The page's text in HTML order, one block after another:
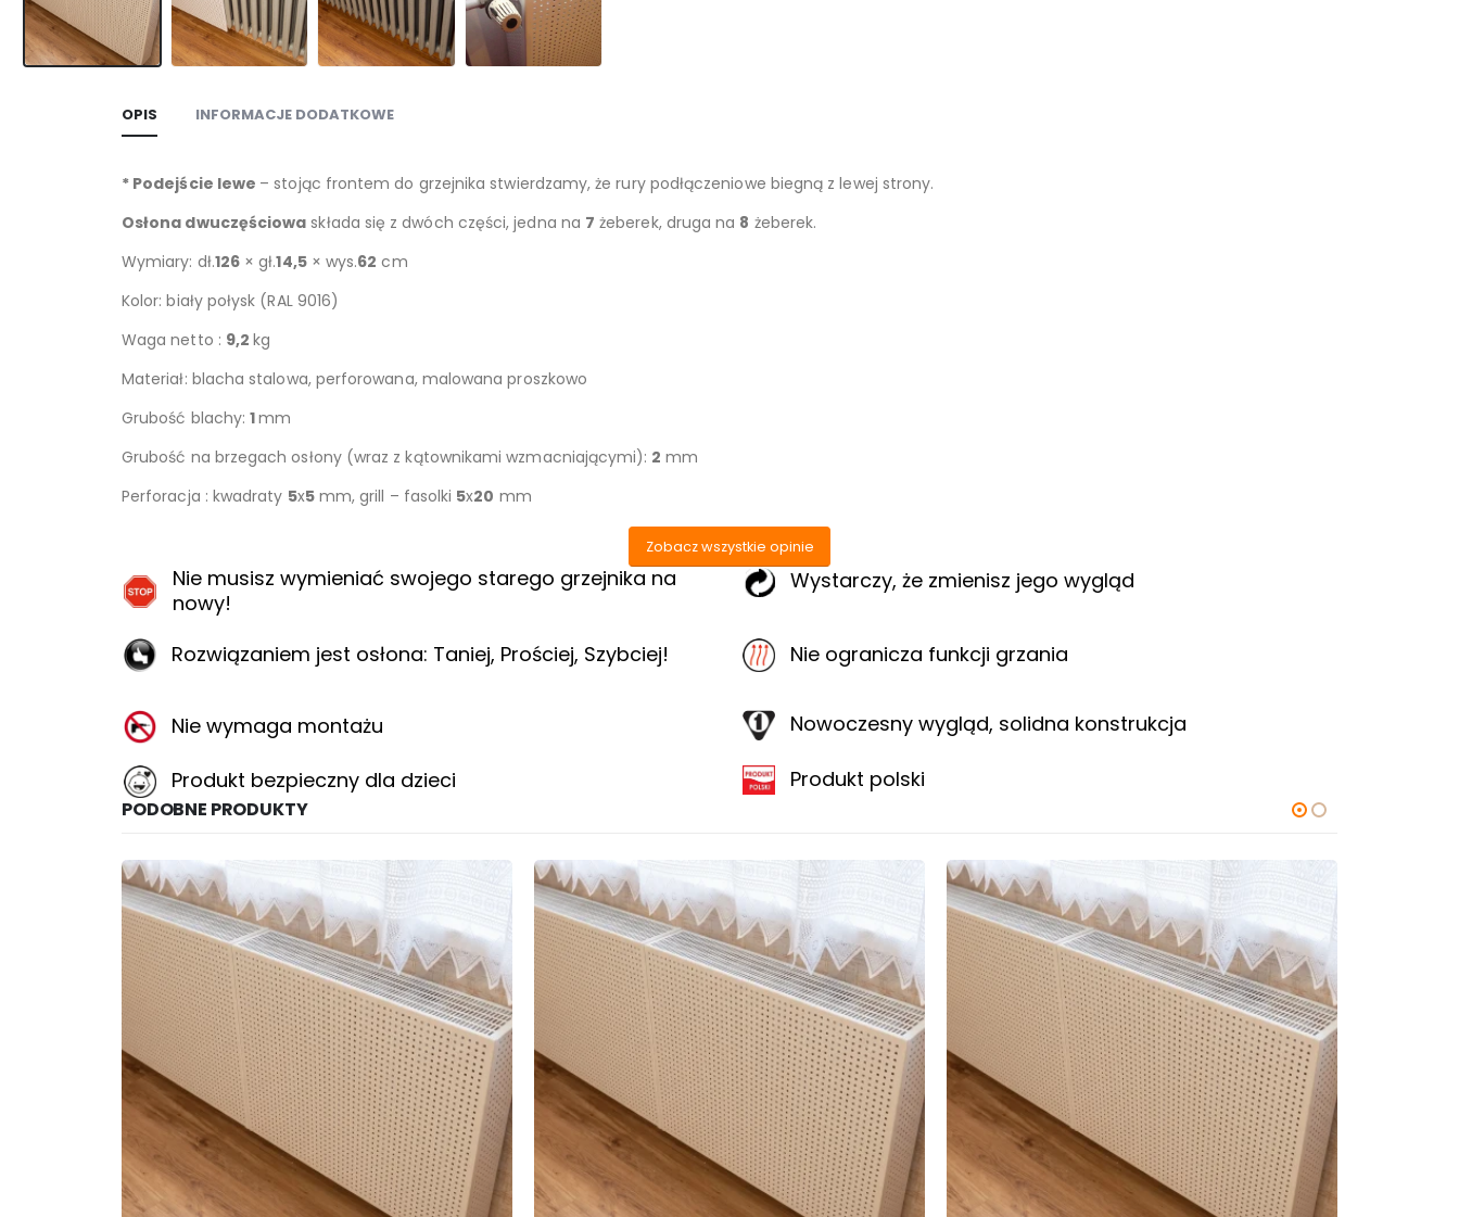
OPIS INFORMACJE DODATKOWE
* Podejście lewe – stojąc frontem do grzejnika stwierdzamy, że rury podłączeniowe biegną z lewej strony.
Osłona dwuczęściowa składa się z dwóch części, jedna na 7 żeberek, druga na 8 żeberek.
Wymiary: dł.126 × gł.14,5× wys.62 cm
Kolor: biały połysk (RAL 9016)
Waga netto : 9,2kg
Materiał: blacha stalowa, perforowana, malowana proszkowo
Grubość blachy:1mm
Grubość na brzegach osłony (wraz z kątownikami wzmacniającymi): 2 mm
Perforacja : kwadraty 5x5mm, grill – fasolki 5x20 mm
Zobacz wszystkie opinie
Nie musisz wymieniać swojego starego grzejnika na
nowy!
Wystarczy, że zmienisz jego wygląd
Rozwiązaniem jest osłona: Taniej, Prościej, Szybciej! Nie ogranicza funkcji grzania
Nie wymaga montażu Nowoczesny wygląd, solidna konstrukcja
Produkt bezpieczny dla dzieci Produkt polski
PODOBNE PRODUKTY